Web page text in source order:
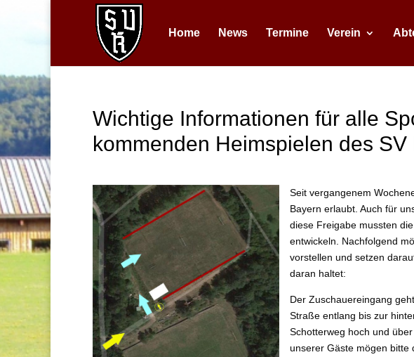
Home News Termine Verein
Wichtige Informationen für alle
kommenden Heimspielen des SV
Seit vergangenem
Bayern erlaubt. Auch für
diese Freigabe mussten
entwickeln. Nachfolgend
vorstellen und setzen
daran haltet:
Der Zuschauereingang
Straße entlang bis zur
Schotterweg hoch und
unserer Gäste mögen bitte